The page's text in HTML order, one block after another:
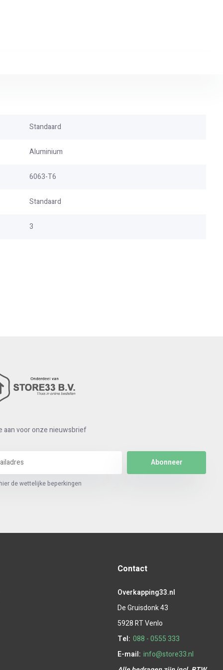
Standaard
Aluminium
6063-T6
Standaard
3
aan voor onze nieuwsbrief
Abonneer
de wettelijke beperkingen
Contact
Overkapping33.nl
De Gruisdonk 43
5928 RT Venlo
Tel: 088 - 0555 333
E-mail: info@store33.nl